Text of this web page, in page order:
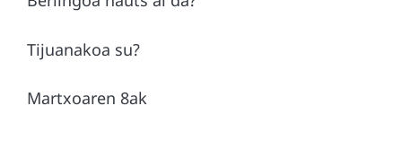
Tijuanakoa su?
Martxoaren 8ak